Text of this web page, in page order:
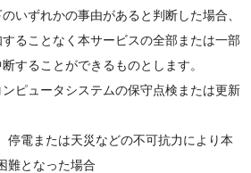
いずれかの事由があると判断した場合、
ることなく本サービスの全部または一部
することができるものとします。
ピュータシステムの保守点検または更新
停電または天災などの不可抗力により本
難となった場合